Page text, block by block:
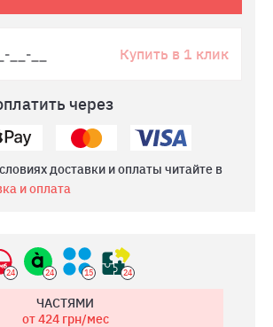
Купить в 1 клик
через
доставки и оплаты читайте в
и оплата
24 24 15 24
ЧАСТЯМИ
от 424грн/мес